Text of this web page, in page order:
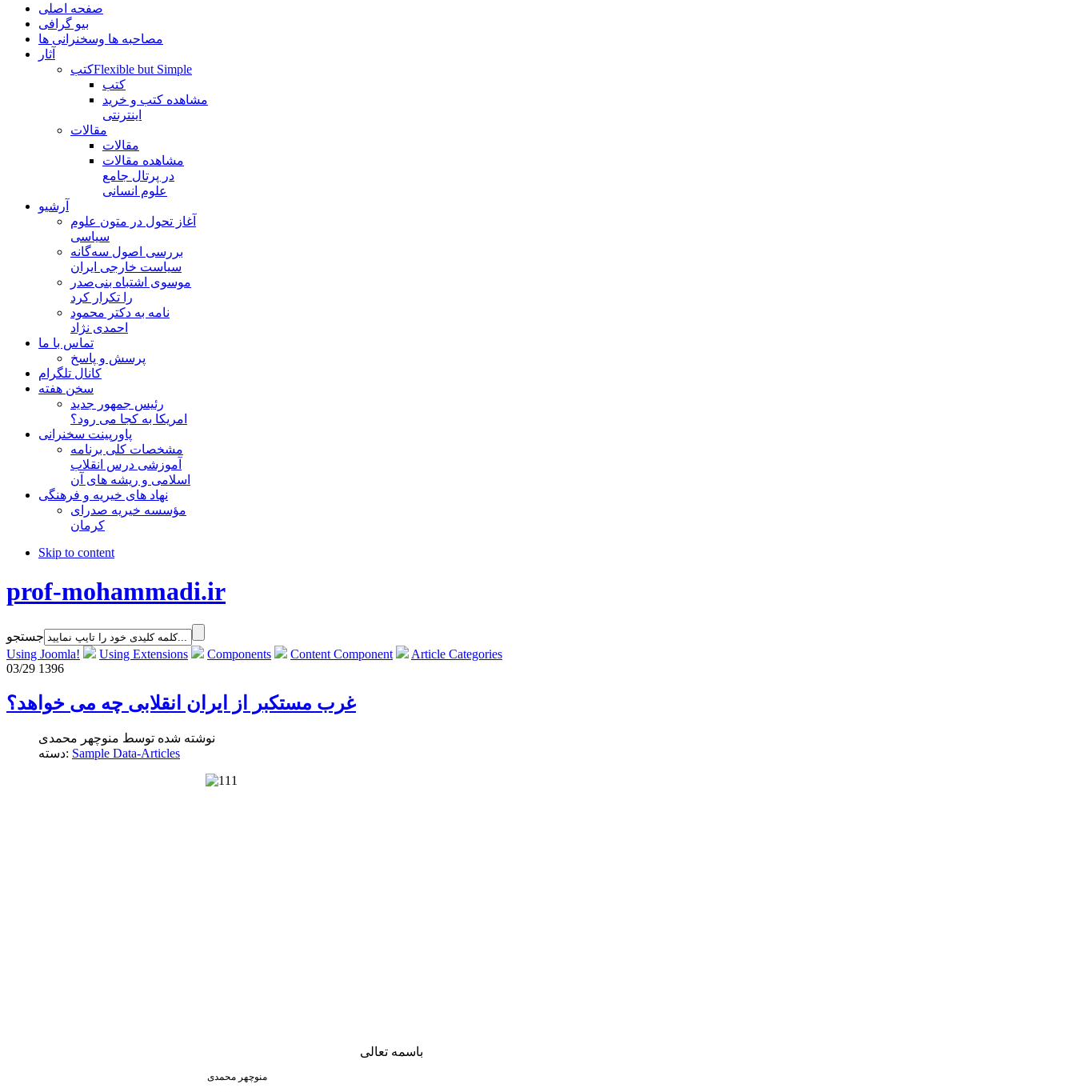
صفحه اصلی
بیو گرافی
مصاحبه ها وسخنرانی ها
آثار
کتبFlexible but Simple
کتب
مشاهده کتب و خرید
اینترنتی
مقالات
مقالات
مشاهده مقالات
در پرتال جامع
علوم انسانی
آرشیو
آغاز تحول در متون علوم
سیاسی
بررسی اصول سه‌گانه
سیاست خارجی ایران
موسوی اشتباه بنی‌صدر
را تکرار کرد
نامه به دکتر محمود
احمدی نژاد
تماس با ما
پرسش و پاسخ
کانال تلگرام
سخن هفته
رئیس جمهور جدید
امریکا به کجا می رود؟
پاورپینت سخنرانی
مشخصات کلی برنامه
آموزشی درس انقلاب
اسلامی و ریشه های آن
نهاد های خیریه و فرهنگی
مؤسسه خیریه صدرای
کرمان
Skip to content
prof-mohammadi.ir
جستجو
Using Joomla!
Using Extensions Components Content Component
Article Categories
03/29 1396
غرب مستکبر از ایران انقلابی چه می خواهد؟
نوشته شده توسط منوچهر محمدی
دسته: Sample Data-Articles
باسمه تعالی
منوچهر محمدی